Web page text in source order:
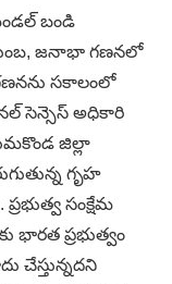
బండి
జనాభా గణనలో
సకాలంలో
సెన్సెస్ అధికారి
జిల్లా
గృహ
సంక్షేమ
భారత ప్రభుత్వం
చేస్తున్నదని